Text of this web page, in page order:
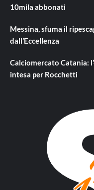
10mila abbonati
Messina, sfuma il
dall’Eccellenza
Calciomercato Catania:
intesa per Rocchetti